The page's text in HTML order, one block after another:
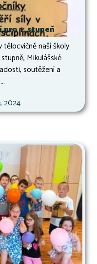
pro 1. stupeň
naší školy
Mikulášské
soutěžení a
2024